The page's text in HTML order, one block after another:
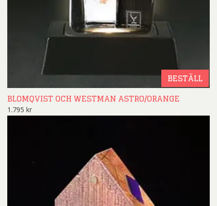
BESTÄLL
BLOMQVIST OCH WESTMAN ASTRO/ORANGE
1.795 kr